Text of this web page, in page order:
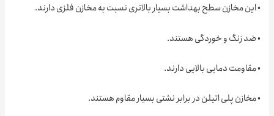
مخازن سطح بهداشت بسیار بالاتری نسبت به مخازن فلزی دارند.
زنگ و خوردگی هستند.
دمایی بالایی دارند.
پلی اتیلن در برابر نشتی بسیار مقاوم هستند.